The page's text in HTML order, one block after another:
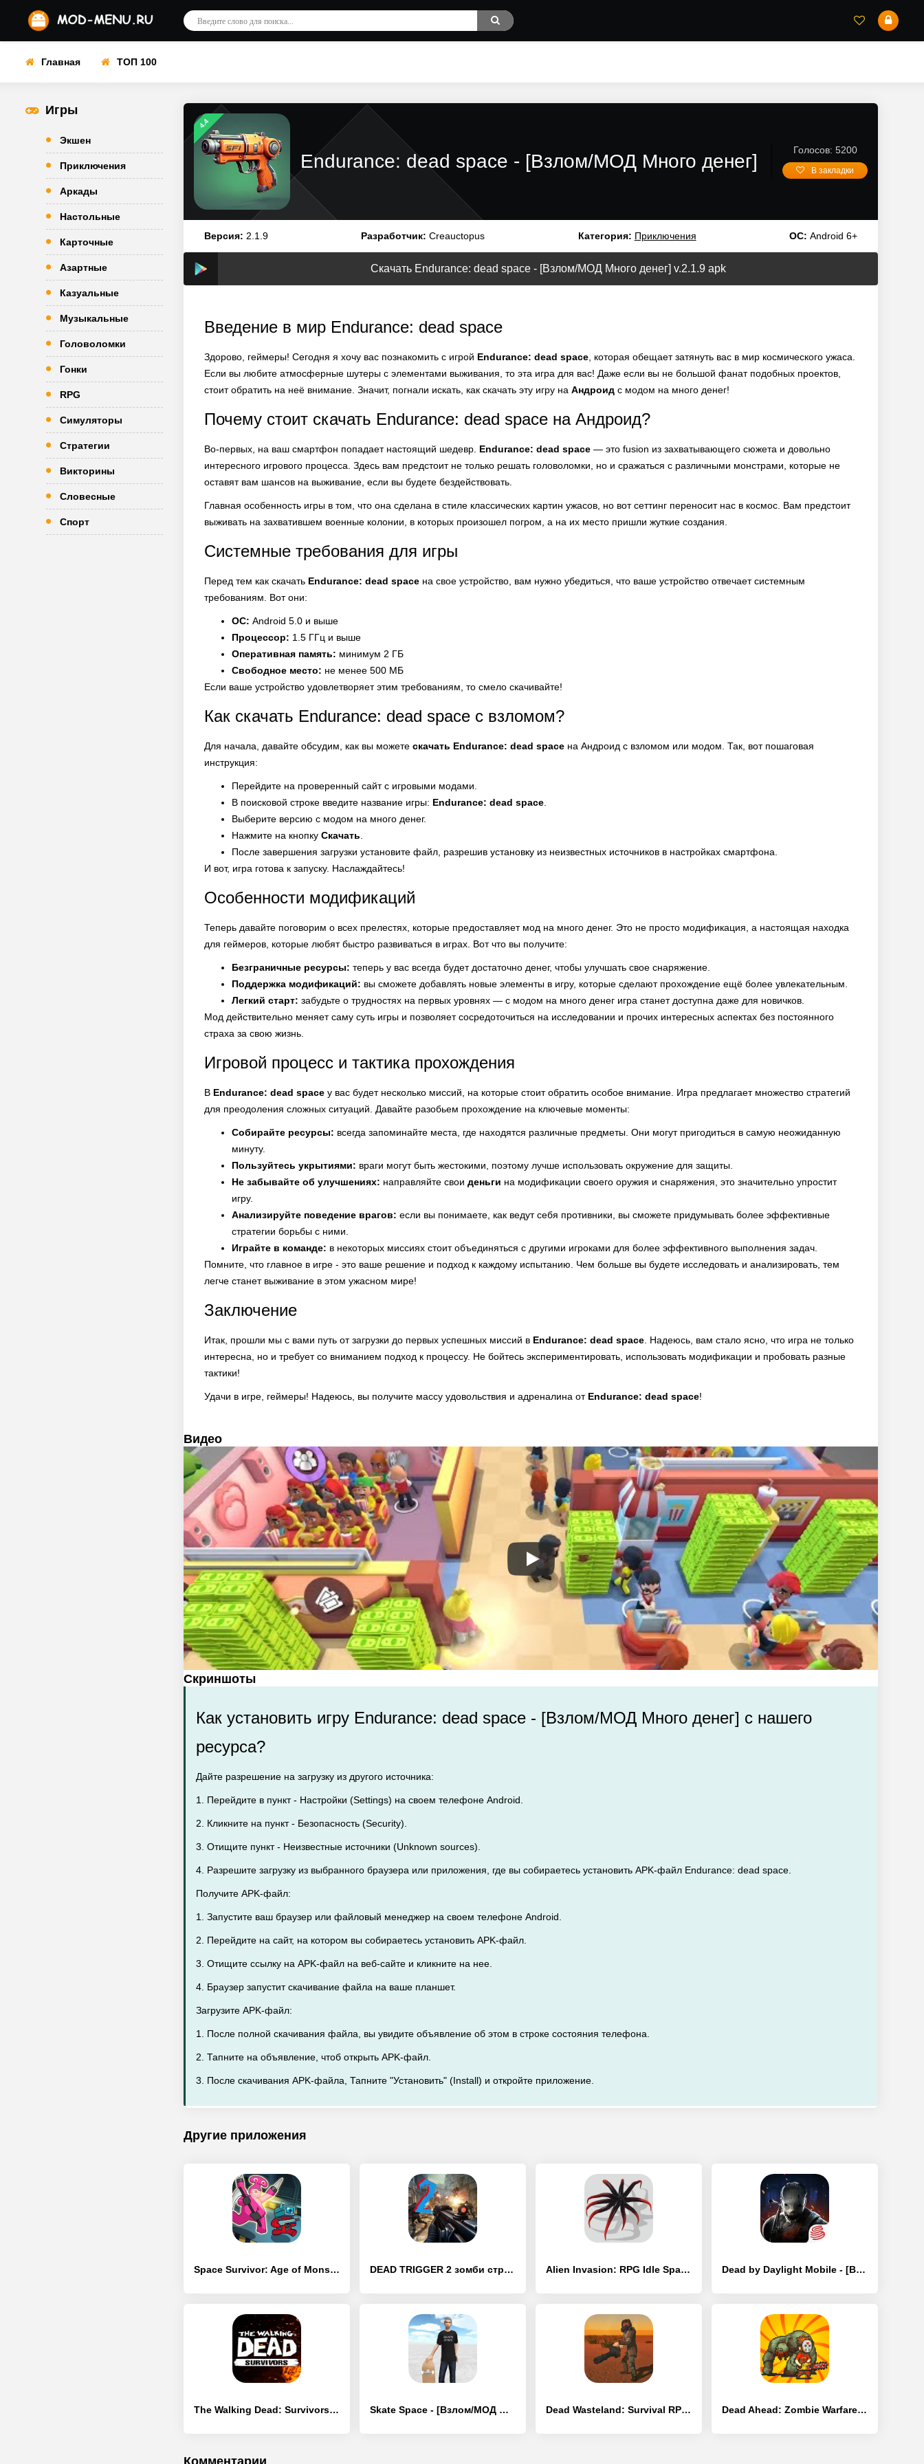
Главная ТОП 100
Игры
Экшен
Приключения
Аркады
Настольные
Карточные
Азартные
Казуальные
Музыкальные
Головоломки
Гонки
RPG
Симуляторы
Стратегии
Викторины
Словесные
Спорт
4.4
Endurance: dead space - [Взлом/МОД Много денег]
Голосов: 5200
В закладки
Версия: 2.1.9 Разработчик: Creauctopus Категория: Приключения ОС: Android 6+
Скачать Endurance: dead space - [Взлом/МОД Много денег] v.2.1.9 apk
Введение в мир Endurance: dead space
Здорово, геймеры! Сегодня я хочу вас познакомить с игрой Endurance: dead space , которая обещает затянуть вас в мир космического ужаса.
Если вы любите атмосферные шутеры с элементами выживания, то эта игра для вас! Даже если вы не большой фанат подобных проектов,
стоит обратить на неё внимание. Значит, погнали искать, как скачать эту игру на Андроид с модом на много денег!
Почему стоит скачать Endurance: dead space на Андроид?
Во-первых, на ваш смартфон попадает настоящий шедевр. Endurance: dead space — это fusion из захватывающего сюжета и довольно
интересного игрового процесса. Здесь вам предстоит не только решать головоломки, но и сражаться с различными монстрами, которые не
оставят вам шансов на выживание, если вы будете бездействовать.
Главная особенность игры в том, что она сделана в стиле классических картин ужасов, но вот сеттинг переносит нас в космос. Вам предстоит
выживать на захватившем военные колонии, в которых произошел погром, а на их место пришли жуткие создания.
Системные требования для игры
Перед тем как скачать Endurance: dead space на свое устройство, вам нужно убедиться, что ваше устройство отвечает системным
требованиям. Вот они:
ОС: Android 5.0 и выше
Процессор: 1.5 ГГц и выше
Оперативная память: минимум 2 ГБ
Свободное место: не менее 500 МБ
Если ваше устройство удовлетворяет этим требованиям, то смело скачивайте!
Как скачать Endurance: dead space с взломом?
Для начала, давайте обсудим, как вы можете скачать Endurance: dead space на Андроид с взломом или модом. Так, вот пошаговая
инструкция:
Перейдите на проверенный сайт с игровыми модами.
В поисковой строке введите название игры: Endurance: dead space
Выберите версию с модом на много денег.
Нажмите на кнопку Скачать
После завершения загрузки установите файл, разрешив установку из неизвестных источников в настройках смартфона.
И вот, игра готова к запуску. Наслаждайтесь!
Особенности модификаций
Теперь давайте поговорим о всех прелестях, которые предоставляет мод на много денег. Это не просто модификация, а настоящая находка
для геймеров, которые любят быстро развиваться в играх. Вот что вы получите:
Безграничные ресурсы: теперь у вас всегда будет достаточно денег, чтобы улучшать свое снаряжение.
Поддержка модификаций: вы сможете добавлять новые элементы в игру, которые сделают прохождение ещё более увлекательным.
Легкий старт: забудьте о трудностях на первых уровнях — с модом на много денег игра станет доступна даже для новичков.
Мод действительно меняет саму суть игры и позволяет сосредоточиться на исследовании и прочих интересных аспектах без постоянного
страха за свою жизнь.
Игровой процесс и тактика прохождения
В Endurance: dead space у вас будет несколько миссий, на которые стоит обратить особое внимание. Игра предлагает множество стратегий
для преодоления сложных ситуаций. Давайте разобьем прохождение на ключевые моменты:
Собирайте ресурсы: всегда запоминайте места, где находятся различные предметы. Они могут пригодиться в самую неожиданную
минуту.
Пользуйтесь укрытиями: враги могут быть жестокими, поэтому лучше использовать окружение для защиты.
Не забывайте об улучшениях: направляйте свои деньги на модификации своего оружия и снаряжения, это значительно упростит
игру.
Анализируйте поведение врагов: если вы понимаете, как ведут себя противники, вы сможете придумывать более эффективные
стратегии борьбы с ними.
Играйте в команде: в некоторых миссиях стоит объединяться с другими игроками для более эффективного выполнения задач.
Помните, что главное в игре - это ваше решение и подход к каждому испытанию. Чем больше вы будете исследовать и анализировать, тем
легче станет выживание в этом ужасном мире!
Заключение
Итак, прошли мы с вами путь от загрузки до первых успешных миссий в Endurance: dead space . Надеюсь, вам стало ясно, что игра не только
интересна, но и требует со вниманием подход к процессу. Не бойтесь экспериментировать, использовать модификации и пробовать разные
тактики!
Удачи в игре, геймеры! Надеюсь, вы получите массу удовольствия и адреналина от Endurance: dead space!
Видео
Скриншоты
Как установить игру Endurance: dead space - [Взлом/МОД Много денег] с нашего
ресурса?
Дайте разрешение на загрузку из другого источника:
1. Перейдите в пункт - Настройки (Settings) на своем телефоне Android.
2. Кликните на пункт - Безопасность (Security).
3. Отищите пункт - Неизвестные источники (Unknown sources).
4. Разрешите загрузку из выбранного браузера или приложения, где вы собираетесь установить APK-файл Endurance: dead space.
Получите APK-файл:
1. Запустите ваш браузер или файловый менеджер на своем телефоне Android.
2. Перейдите на сайт, на котором вы собираетесь установить APK-файл.
3. Отищите ссылку на APK-файл на веб-сайте и кликните на нее.
4. Браузер запустит скачивание файла на ваше планшет.
Загрузите APK-файл:
1. После полной скачивания файла, вы увидите объявление об этом в строке состояния телефона.
2. Тапните на объявление, чтоб открыть APK-файл.
3. После скачивания APK-файла, Тапните "Установить" (Install) и откройте приложение.
Другие приложения
Space Survivor: Age of Monster - [Взлом/МОД Много денег] DEAD TRIGGER 2 зомби стрелялки - [Взлом/МОД Много денег] Alien Invasion: RPG Idle Space - [Взлом/МОД Бесконечные деньги] Dead by Daylight Mobile - [Взлом/МОД Все открыто]
The Walking Dead: Survivors - [Взлом/МОД Меню] Skate Space - [Взлом/МОД Много денег] Dead Wasteland: Survival RPG - [Взлом/МОД Много денег] Dead Ahead: Zombie Warfare - [Взлом/МОД Много денег]
Комментарии